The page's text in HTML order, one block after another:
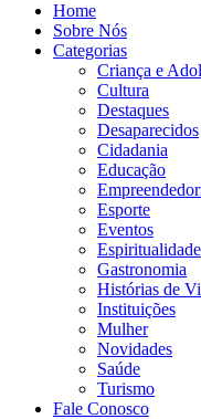
Home
Sobre Nós
Categorias
Criança e
Cultura
Destaques
Desaparecidos
Cidadania
Educação
Esporte
Eventos
Espiritualidade
Gastronomia
Histórias de
Instituições
Mulher
Novidades
Saúde
Turismo
Fale Conosco